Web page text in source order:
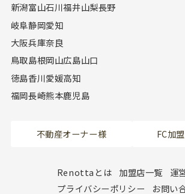
新潟富山石川福井山梨長野
岐阜静岡愛知
大阪兵庫奈良
鳥取島根岡山広島山口
徳島香川愛媛高知
福岡長崎熊本鹿児島
不動産オーナー様 FC加
Renottaとは 加盟店一覧
運
プライバシーポリシー
お問い